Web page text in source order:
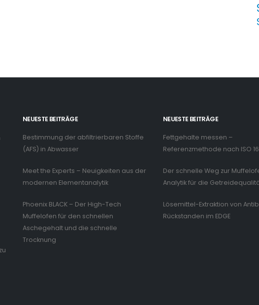
NEUESTE BEITRÄGE
Bestimmung der abfiltrierbaren Stoffe
(AFS) in Abwasser
Meet the Experts – Neuigkeiten aus der
modernen Elementanalytik
Phoenix BLACK – Der High-Tech
Muffelofen für den schnellen
Aschegehalt und die schnelle
Trocknung
NEUESTE BEITRÄGE
Fettgehalte messen –
Referenzmethode nach ISO
Der schnelle Weg zur
Analytik für die
Lösemittel-Extraktion von
Rückstanden im EDGE